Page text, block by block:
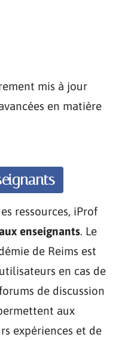
mis à jour
en matière
ressources, iProf
enseignants. Le
de Reims est
en cas de
de discussion
aux
expériences et de